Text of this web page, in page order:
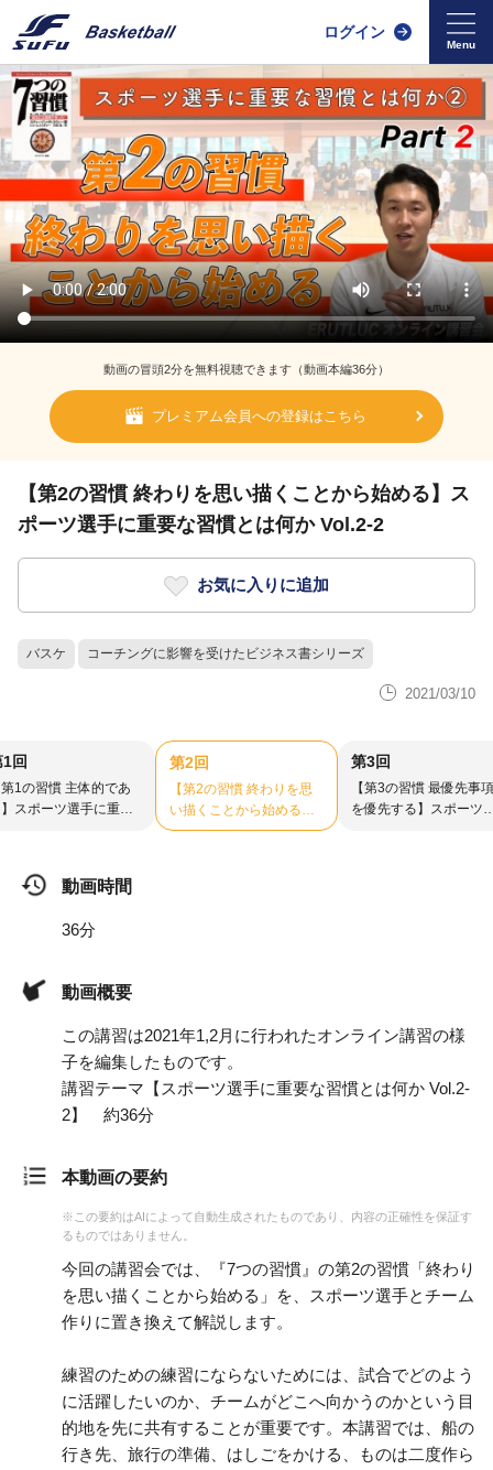
ログイン
動画の冒頭2分を無料視聴できます（動画本編36分）
プレミアム会員への登録はこちら
【第2の習慣 終わりを思い描くことから始める】ス
ポーツ選手に重要な習慣とは何か Vol.2-2
お気に入りに追加
バスケ コーチングに影響を受けたビジネス書シリーズ
2021/03/10
回
1の習慣 主体的であ
スポーツ選手に重要
第2回
【第2の習慣 終わりを思
い描くことから始める】
スポーツ選手に重要な習
第3回
【第3の習慣 最優先事項
を優先する】スポーツ
動画時間
36分
動画概要
この講習は2021年1,2月に行われたオンライン講習の様
子を編集したものです。
講習テーマ【スポーツ選手に重要な習慣とは何か Vol.2-
2】 約36分
本動画の要約
※この要約はAIによって自動生成されたものであり、内容の正確性を保証す
るものではありません。
今回の講習会では、『7つの習慣』の第2の習慣「終わり
を思い描くことから始める」を、スポーツ選手とチーム
作りに置き換えて解説します。
練習のための練習にならないためには、試合でどのよう
に活躍したいのか、チームがどこへ向かうのかという目
的地を先に共有することが重要です。本講習では、船の
行き先、旅行の準備、はしごをかける、ものは二度作ら